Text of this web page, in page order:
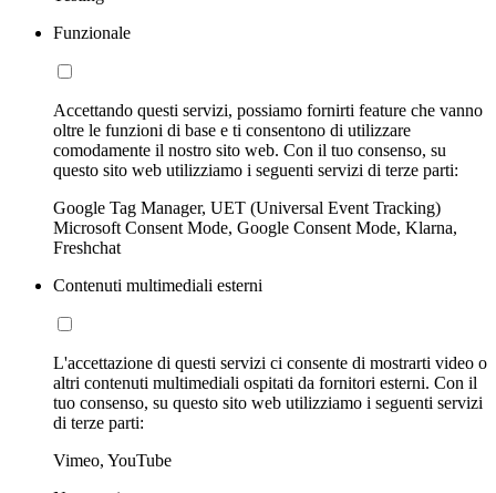
Funzionale
Accettando questi servizi, possiamo fornirti feature che vanno
oltre le funzioni di base e ti consentono di utilizzare
comodamente il nostro sito web. Con il tuo consenso, su
questo sito web utilizziamo i seguenti servizi di terze parti:
Google Tag Manager, UET (Universal Event Tracking)
Microsoft Consent Mode, Google Consent Mode, Klarna,
Freshchat
Contenuti multimediali esterni
L'accettazione di questi servizi ci consente di mostrarti video o
altri contenuti multimediali ospitati da fornitori esterni. Con il
tuo consenso, su questo sito web utilizziamo i seguenti servizi
di terze parti:
Vimeo, YouTube